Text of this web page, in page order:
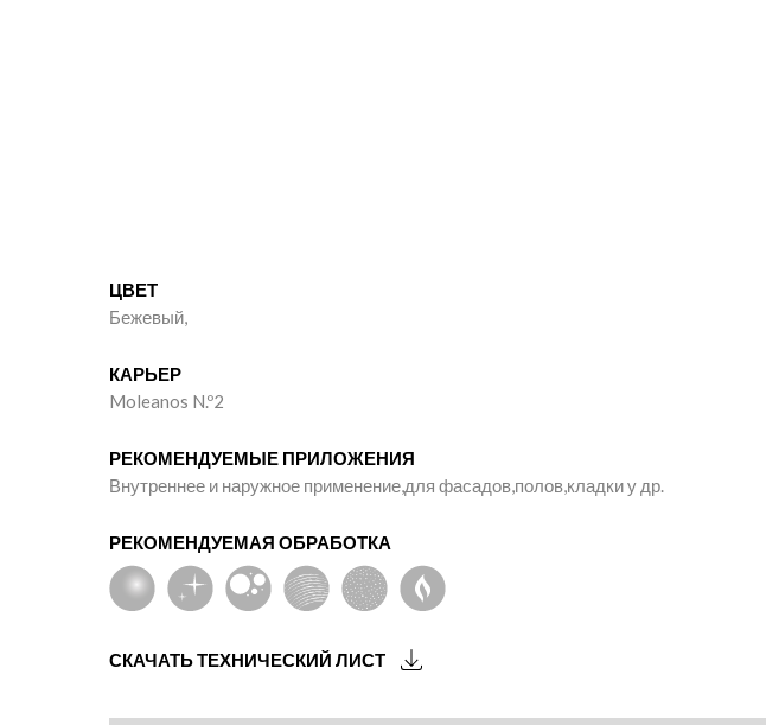
Moleanos M14
Бежевый
Ataíja Кремовый
Бежевый
ЦВЕТ
Бежевый,
КАРЬЕР
Moleanos N.º2
РЕКОМЕНДУЕМЫЕ ПРИЛОЖЕНИЯ
Внутреннее и наружное применение,для фасадов,полов,кладки у др.
РЕКОМЕНДУЕМАЯ ОБРАБОТКА
СКАЧАТЬ ТЕХНИЧЕСКИЙ ЛИСТ